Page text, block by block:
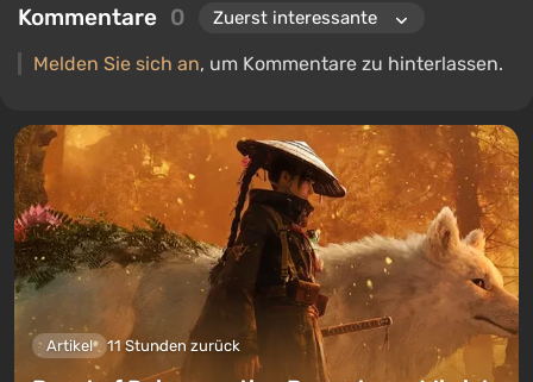
Kommentare 0
Melden Sie sich an, um Kommentare zu hinterlassen.
Artikel 11 Stunden zurück